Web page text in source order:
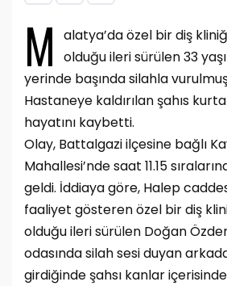
M
alatya’da özel bir diş
olduğu ileri sürülen 33
yerinde başında silahla
Hastaneye kaldırılan şahıs
hayatını kaybetti.
Olay, Battalgazi ilçesine bağlı
Mahallesi’nde saat 11.15
geldi. İddiaya göre, Halep
faaliyet gösteren özel bir diş
olduğu ileri sürülen Doğan
odasında silah sesi duyan
girdiğinde şahsı kanlar